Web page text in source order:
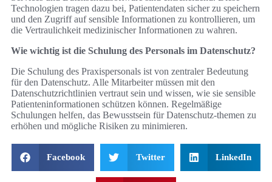
Technologien tragen dazu bei, Patientendaten sicher zu speichern
und den Zugriff auf sensible Informationen zu kontrollieren, um
die Vertraulichkeit medizinischer Informationen zu wahren.
Wie wichtig ist die Schulung des Personals im Datenschutz?
Die Schulung des Praxispersonals ist von zentraler Bedeutung
für den Datenschutz. Alle Mitarbeiter müssen mit den
Datenschutzrichtlinien vertraut sein und wissen, wie sie sensible
Patienteninformationen schützen können. Regelmäßige
Schulungen helfen, das Bewusstsein für Datenschutz-themen zu
erhöhen und mögliche Risiken zu minimieren.
Facebook Twitter LinkedIn